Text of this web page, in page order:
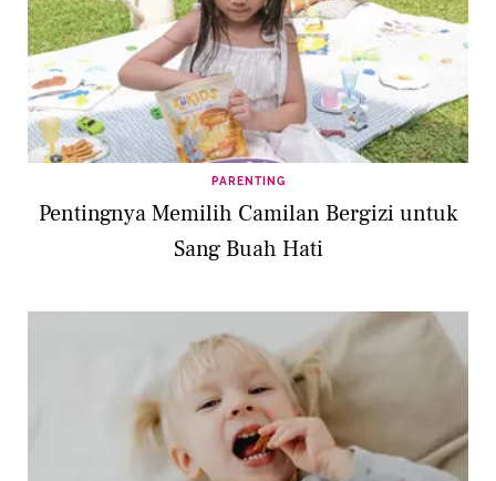
PARENTING
Pentingnya Memilih Camilan Bergizi untuk
Sang Buah Hati